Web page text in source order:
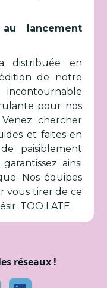
lancement
distribuée en
de notre
pour nos
chercher
et faites-en
paisiblement
ainsi
Nos équipes
vous tirer de ce
TOO LATE
réseaux !